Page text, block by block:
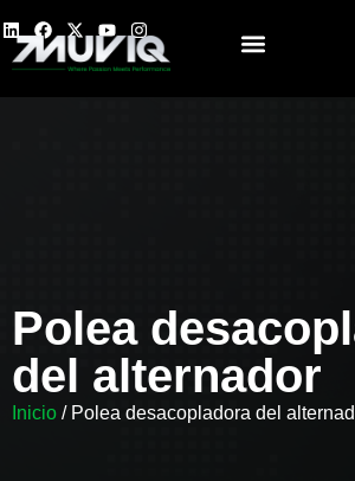
Polea
del alternador
Inicio / Polea desacopladora del